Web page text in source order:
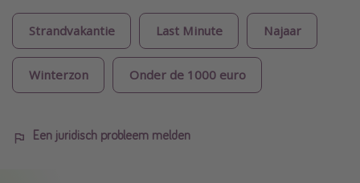
Strandvakantie Last Minute Najaar
Winterzon Onder de 1000 euro
Een juridisch probleem melden